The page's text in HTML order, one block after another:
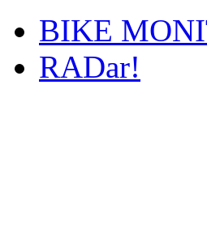
BIKE
RADar!